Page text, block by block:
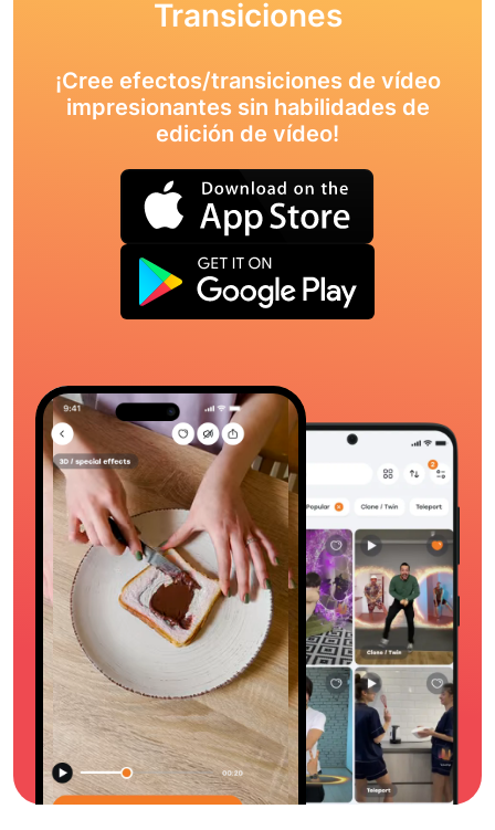
Transiciones
¡Cree efectos/transiciones de vídeo
impresionantes sin habilidades de
edición de vídeo!